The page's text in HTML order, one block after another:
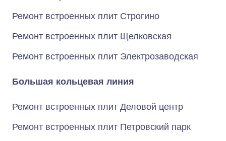
Ремонт встроенных плит Строгино
Ремонт встроенных плит Щелковская
Ремонт встроенных плит Электрозаводская
Большая кольцевая линия
Ремонт встроенных плит Деловой центр
Ремонт встроенных плит Петровский парк